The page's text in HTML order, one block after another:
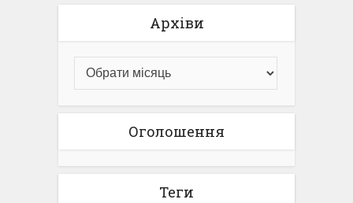
Архіви
Оголошення
Теги